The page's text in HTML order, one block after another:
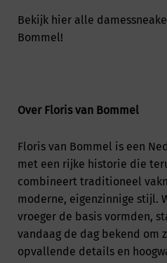
Bekijk hier alle
Bommel!
Over Floris van Bommel
Floris van Bommel is een
met een rijke historie die
combineert traditioneel
moderne, eigenzinnige stijl.
vroeger de basis vormden,
vandaag de dag bekend om
opvallende details en